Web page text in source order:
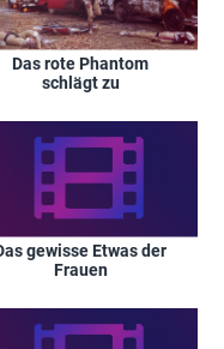
Das rote Phantom
schlägt zu
gewisse Etwas der
Frauen